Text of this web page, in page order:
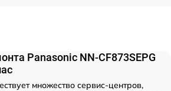
Panasonic NN-CF873SEPG
множество сервис-центров,